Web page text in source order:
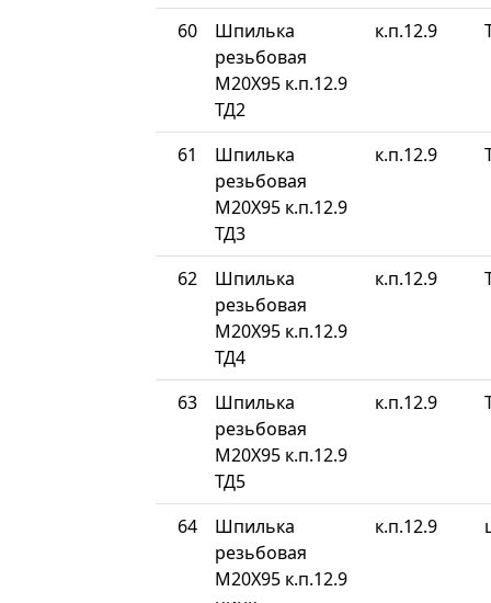
60
Шпилька
резьбовая
М20Х95 к.п.12.9
ТД2
к.п.12.9
61
Шпилька
резьбовая
М20Х95 к.п.12.9
ТД3
к.п.12.9
62
Шпилька
резьбовая
М20Х95 к.п.12.9
ТД4
к.п.12.9
63
Шпилька
резьбовая
М20Х95 к.п.12.9
ТД5
к.п.12.9
64
Шпилька
резьбовая
М20Х95 к.п.12.9
к.п.12.9